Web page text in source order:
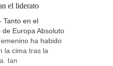
el liderato
Tanto en el
de Europa Absoluto
ha habido
la cima tras la
Ian